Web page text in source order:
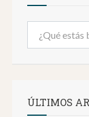
ÚLTIMOS